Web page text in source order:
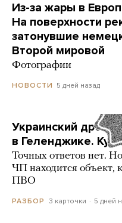
Из-за жары в
На поверхности
затонувшие
Второй мировой
Фотографии
НОВОСТИ 5 дней назад
Украинский дрон
в Геленджике.
Точных ответов нет.
ЧП находится объект,
ПВО
РАЗБОР 3 карточки 5 дней